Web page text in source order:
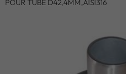
POUR TUBE D42,4MM,AISI316